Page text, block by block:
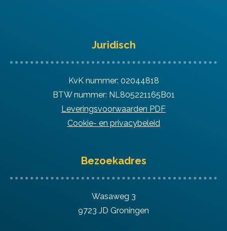
Juridisch
KvK nummer: 02044818
BTW nummer: NL805221165B01
Leveringsvoorwaarden PDF
Cookie- en privacybeleid
Bezoekadres
Wasaweg 3
9723 JD Groningen